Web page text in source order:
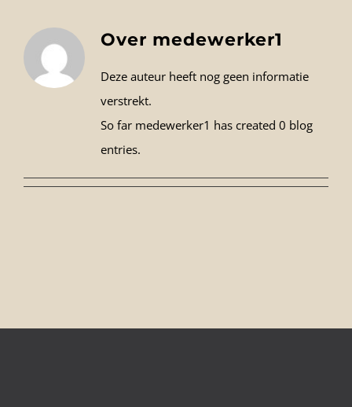
FOTO’S
INFO
OPENINGSTIJDEN
GIFTCARD
Over medewerker1
Deze auteur heeft nog geen informatie
verstrekt.
So far medewerker1 has created 0 blog
entries.